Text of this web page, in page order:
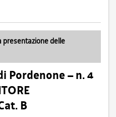
presentazione delle
Pordenone – n. 4
B